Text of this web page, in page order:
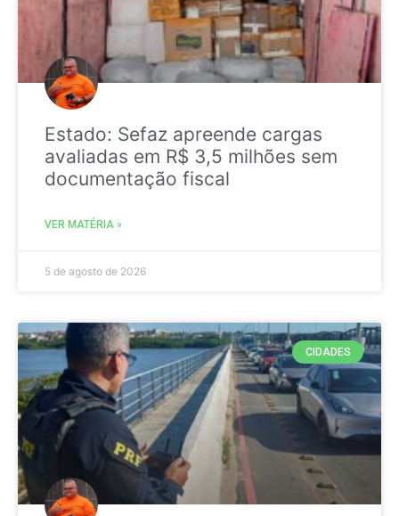
Estado: Sefaz apreende cargas
avaliadas em R$ 3,5 milhões sem
documentação fiscal
VER MATÉRIA »
5 de agosto de 2026
CIDADES